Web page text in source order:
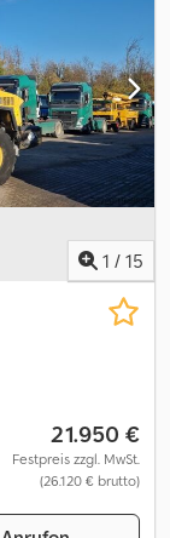
1 / 15
21.950 €
Festpreis zzgl. MwSt.
(26.120 € brutto)